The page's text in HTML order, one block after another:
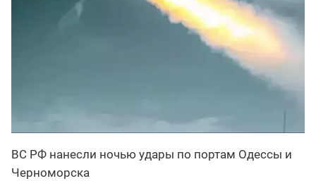
ВС РФ нанесли ночью удары по портам Одессы и
Черноморска